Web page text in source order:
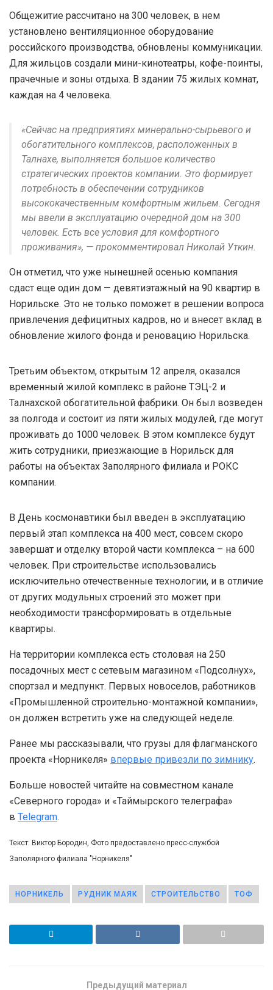
Общежитие рассчитано на 300 человек, в нем
установлено вентиляционное оборудование
российского производства, обновлены коммуникации.
Для жильцов создали мини-кинотеатры, кофе-поинты,
прачечные и зоны отдыха. В здании 75 жилых комнат,
каждая на 4 человека.
«Сейчас на предприятиях минерально-сырьевого и
обогатительного комплексов, расположенных в
Талнахе, выполняется большое количество
стратегических проектов компании. Это формирует
потребность в обеспечении сотрудников
высококачественным комфортным жильем. Сегодня
мы ввели в эксплуатацию очередной дом на 300
человек. Есть все условия для комфортного
проживания», — прокомментировал Николай Уткин.
Он отметил, что уже нынешней осенью компания
сдаст еще один дом — девятиэтажный на 90 квартир в
Норильске. Это не только поможет в решении вопроса
привлечения дефицитных кадров, но и внесет вклад в
обновление жилого фонда и реновацию Норильска.
Третьим объектом, открытым 12 апреля, оказался
временный жилой комплекс в районе ТЭЦ-2 и
Талнахской обогатительной фабрики. Он был возведен
за полгода и состоит из пяти жилых модулей, где могут
проживать до 1000 человек. В этом комплексе будут
жить сотрудники, приезжающие в Норильск для
работы на объектах Заполярного филиала и РОКС
компании.
В День космонавтики был введен в эксплуатацию
первый этап комплекса на 400 мест, совсем скоро
завершат и отделку второй части комплекса – на 600
человек. При строительстве использовались
исключительно отечественные технологии, и в отличие
от других модульных строений это может при
необходимости трансформировать в отдельные
квартиры.
На территории комплекса есть столовая на 250
посадочных мест с сетевым магазином «Подсолнух»,
спортзал и медпункт. Первых новоселов, работников
«Промышленной строительно-монтажной компании»,
он должен встретить уже на следующей неделе.
Ранее мы рассказывали, что грузы для флагманского
проекта «Норникеля» впервые привезли по зимнику.
Больше новостей читайте на совместном канале
«Северного города» и «Таймырского телеграфа»
в Telegram.
Текст: Виктор Бородин, Фото предоставлено пресс-службой
Заполярного филиала "Норникеля"
НОРНИКЕЛЬ РУДНИК МАЯК СТРОИТЕЛЬСТВО ТОФ
Предыдущий материал